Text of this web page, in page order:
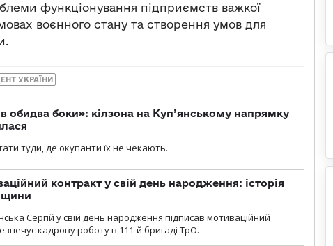
функціонування підприємств важкої
воєнного стану та створення умов для
УКРАЇНИ
в обидва боки»: кілзона на Куп’янському напрямку
туди, де окупанти їх не чекають.
контракт у свій день народження: історія
Сергій у свій день народження підписав мотиваційний
кадрову роботу в 111-й бригаді ТрО.